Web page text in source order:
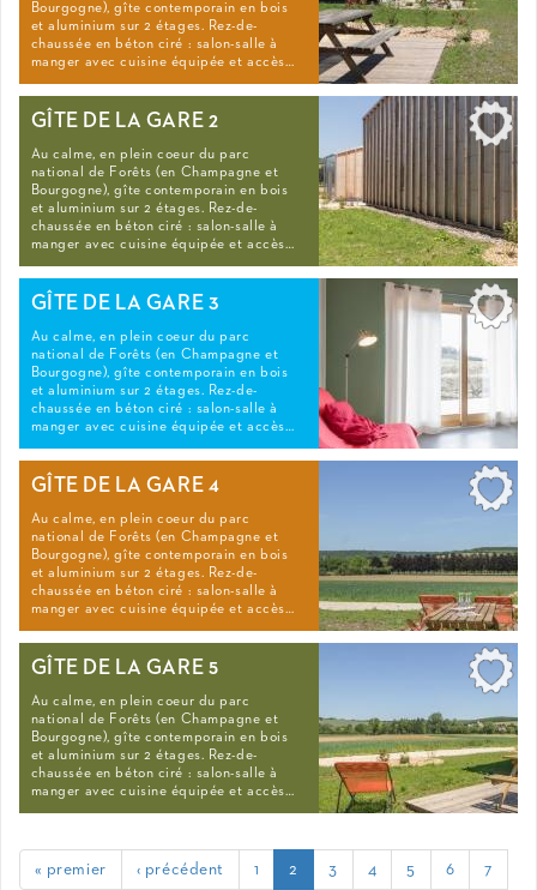
Bourgogne), gîte contemporain en bois
et aluminium sur 2 étages. Rez-de-
chaussée en béton ciré : salon-salle à
manger avec cuisine équipée et accès…
GÎTE DE LA GARE 2
Au calme, en plein coeur du parc
national de Forêts (en Champagne et
Bourgogne), gîte contemporain en bois
et aluminium sur 2 étages. Rez-de-
chaussée en béton ciré : salon-salle à
manger avec cuisine équipée et accès…
GÎTE DE LA GARE 3
Au calme, en plein coeur du parc
national de Forêts (en Champagne et
Bourgogne), gîte contemporain en bois
et aluminium sur 2 étages. Rez-de-
chaussée en béton ciré : salon-salle à
manger avec cuisine équipée et accès…
GÎTE DE LA GARE 4
Au calme, en plein coeur du parc
national de Forêts (en Champagne et
Bourgogne), gîte contemporain en bois
et aluminium sur 2 étages. Rez-de-
chaussée en béton ciré : salon-salle à
manger avec cuisine équipée et accès…
GÎTE DE LA GARE 5
Au calme, en plein coeur du parc
national de Forêts (en Champagne et
Bourgogne), gîte contemporain en bois
et aluminium sur 2 étages. Rez-de-
chaussée en béton ciré : salon-salle à
manger avec cuisine équipée et accès…
« premier ‹ précédent 1 2 3 4 5 6 7